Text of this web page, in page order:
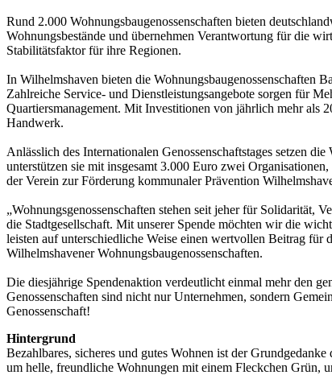
Rund 2.000 Wohnungsbaugenossenschaften bieten
Wohnungsbestände und übernehmen Verantwortung für die
Stabilitätsfaktor für ihre Regionen.
In Wilhelmshaven bieten die Wohnungsbaugenossenschaften
Zahlreiche Service- und Dienstleistungsangebote sorgen für
Quartiersmanagement. Mit Investitionen von jährlich mehr als
Handwerk.
Anlässlich des Internationalen Genossenschaftstages setzen
unterstützen sie mit insgesamt 3.000 Euro zwei
der Verein zur Förderung kommunaler Prävention
„Wohnungsgenossenschaften stehen seit jeher für Solidarität,
die Stadtgesellschaft. Mit unserer Spende möchten wir die
leisten auf unterschiedliche Weise einen wertvollen Beitrag für
Wilhelmshavener Wohnungsbaugenossenschaften.
Die diesjährige Spendenaktion verdeutlicht einmal mehr den
Genossenschaften sind nicht nur Unternehmen, sondern
Genossenschaft!
Hintergrund
Bezahlbares, sicheres und gutes Wohnen ist der
um helle, freundliche Wohnungen mit einem Fleckchen Grün,